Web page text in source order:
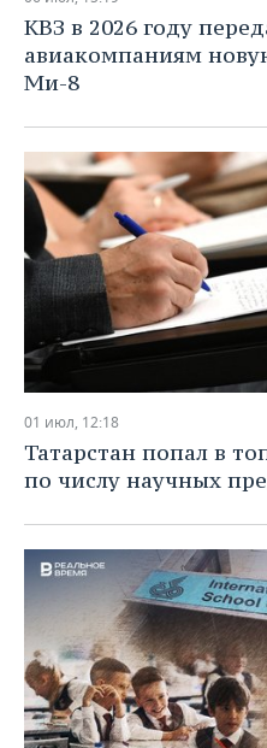
КВЗ в 2026 году
авиакомпаниям
Ми-8
01 июл, 12:18
Татарстан попал в
по числу научных